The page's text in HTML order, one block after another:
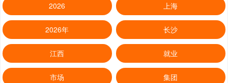
2026 上海
2026年 长沙
江西 就业
市场 集团